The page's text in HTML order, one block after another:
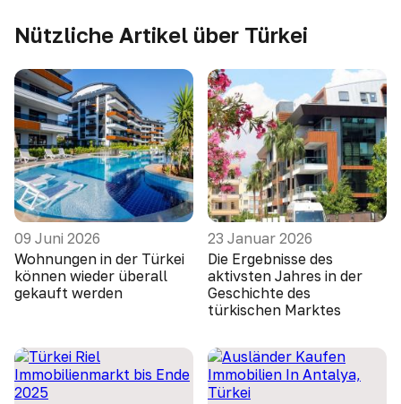
Nützliche Artikel über Türkei
09 Juni 2026
Wohnungen in der Türkei
können wieder überall
gekauft werden
23 Januar 2026
Die Ergebnisse des
aktivsten Jahres in der
Geschichte des
türkischen Marktes